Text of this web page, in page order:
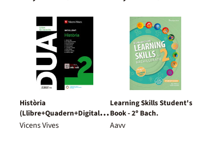
Història
(Llibre+Quadern+Digital)
Dual
Vicens Vives
Learning Skills Student's
Book - 2º Bach.
Aavv